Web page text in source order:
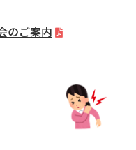
のご案内